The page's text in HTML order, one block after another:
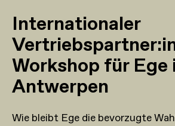
Internationaler
Workshop für Ege
Antwerpen
Wie bleibt Ege die bevorzugte